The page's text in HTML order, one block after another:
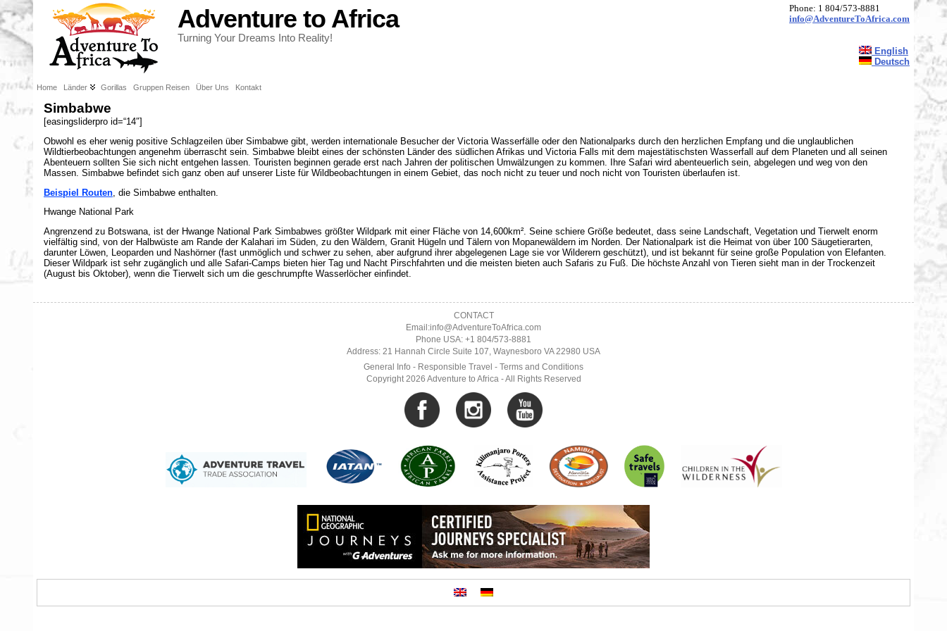
English
Deutsch
Phone: 1 804/573-8881
info@AdventureToAfrica.com
Adventure to Africa
Turning Your Dreams Into Reality!
Home Länder Gorillas Gruppen Reisen Über Uns Kontakt
Simbabwe
[easingsliderpro id=“14″]
Obwohl es eher wenig positive Schlagzeilen über Simbabwe gibt, werden internationale Besucher der Victoria Wasserfälle oder den Nationalparks durch den herzlichen Empfang und die unglaublichen
Wildtierbeobachtungen angenehm überrascht sein. Simbabwe bleibt eines der schönsten Länder des südlichen Afrikas und Victoria Falls mit dem majestätischsten Wasserfall auf dem Planeten und all seinen
Abenteuern sollten Sie sich nicht entgehen lassen. Touristen beginnen gerade erst nach Jahren der politischen Umwälzungen zu kommen. Ihre Safari wird abenteuerlich sein, abgelegen und weg von den
Massen. Simbabwe befindet sich ganz oben auf unserer Liste für Wildbeobachtungen in einem Gebiet, das noch nicht zu teuer und noch nicht von Touristen überlaufen ist.
Beispiel Routen , die Simbabwe enthalten.
Hwange National Park
Angrenzend zu Botswana, ist der Hwange National Park Simbabwes größter Wildpark mit einer Fläche von 14,600km². Seine schiere Größe bedeutet, dass seine Landschaft, Vegetation und Tierwelt enorm
vielfältig sind, von der Halbwüste am Rande der Kalahari im Süden, zu den Wäldern, Granit Hügeln und Tälern von Mopanewäldern im Norden. Der Nationalpark ist die Heimat von über 100 Säugetierarten,
darunter Löwen, Leoparden und Nashörner (fast unmöglich und schwer zu sehen, aber aufgrund ihrer abgelegenen Lage sie vor Wilderern geschützt), und ist bekannt für seine große Population von Elefanten.
Dieser Wildpark ist sehr zugänglich und alle Safari-Camps bieten hier Tag und Nacht Pirschfahrten und die meisten bieten auch Safaris zu Fuß. Die höchste Anzahl von Tieren sieht man in der Trockenzeit
(August bis Oktober), wenn die Tierwelt sich um die geschrumpfte Wasserlöcher einfindet.
CONTACT
Email:info@AdventureToAfrica.com
Phone USA: +1 804/573-8881
Address: 21 Hannah Circle Suite 107, Waynesboro VA 22980 USA
General Info - Responsible Travel - Terms and Conditions
Copyright 2026 Adventure to Africa - All Rights Reserved